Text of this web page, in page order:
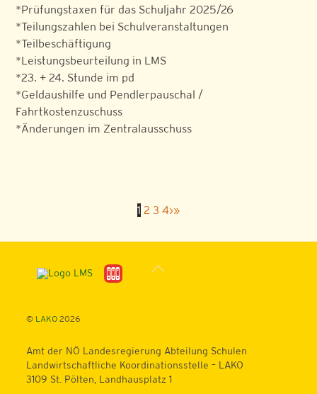
*Prüfungstaxen für das Schuljahr 2025/26
*Teilungszahlen bei Schulveranstaltungen
*Teilbeschäftigung
*Leistungsbeurteilung in LMS
*23. + 24. Stunde im pd
*Geldaushilfe und Pendlerpauschal /
Fahrtkostenzuschuss
*Änderungen im Zentralausschuss
1 2 3 4›»
Back
© LAKO2026
Amt der NÖ Landesregierung Abteilung Schulen
Landwirtschaftliche Koordinationsstelle – LAKO
3109 St. Pölten, Landhausplatz 1